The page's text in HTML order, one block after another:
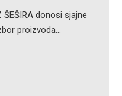
donosi sjajne
proizvoda…